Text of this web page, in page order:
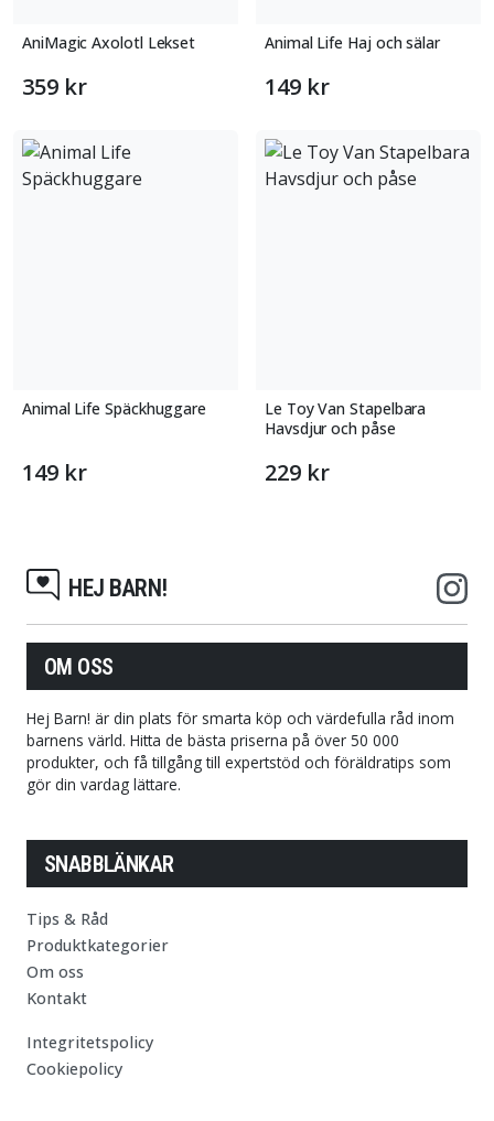
AniMagic Axolotl Lekset
359 kr
Animal Life Haj och sälar
149 kr
Animal Life Späckhuggare
149 kr
Le Toy Van Stapelbara
Havsdjur och påse
229 kr
HEJ BARN!
OM OSS
Hej Barn! är din plats för smarta köp och värdefulla råd inom
barnens värld. Hitta de bästa priserna på över 50 000
produkter, och få tillgång till expertstöd och föräldratips som
gör din vardag lättare.
SNABBLÄNKAR
Tips & Råd
Produktkategorier
Om oss
Kontakt
Integritetspolicy
Cookiepolicy